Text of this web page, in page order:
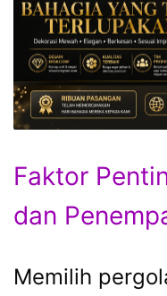
Faktor
dan
Memilih